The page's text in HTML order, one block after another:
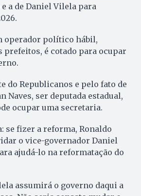
e a de Daniel Vilela para
operador político hábil,
prefeitos, é cotado para ocupar
do Republicanos e pelo fato de
Naves, ser deputada estadual,
ocupar uma secretaria.
se fizer a reforma, Ronaldo
o vice-governador Daniel
ajudá-lo na reformatação do
assumirá o governo daqui a